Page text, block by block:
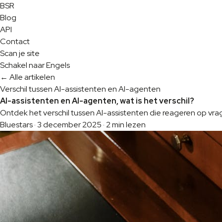
BSR
Blog
API
Contact
Scan je site
Schakel naar Engels
← Alle artikelen
Verschil tussen AI-assistenten en AI-agenten
AI-assistenten en AI-agenten, wat is het verschil?
Ontdek het verschil tussen AI-assistenten die reageren op
Bluestars·3 december 2025 ·2 min lezen